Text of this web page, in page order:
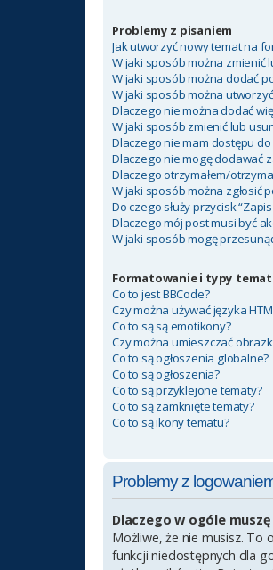
Problemy z pisaniem
Jak utworzyć nowy temat na
W jaki sposób można zmienić
W jaki sposób można dodać
W jaki sposób można
Dlaczego nie można dodać
W jaki sposób zmienić lub
Dlaczego nie mam dostępu
Dlaczego nie mogę dodawać
Dlaczego otrzymałem/
W jaki sposób można zgłosić
Do czego służy przycisk
Dlaczego mój post musi być
W jaki sposób mogę
Formatowanie i typy
Co to jest BBCode?
Czy można używać języka
Co to są są emotikony?
Czy można umieszczać
Co to są ogłoszenia globalne?
Co to są ogłoszenia?
Co to są przyklejone tematy?
Co to są zamknięte tematy?
Co to są ikony tematu?
Problemy z
Dlaczego w ogóle
Możliwe, że nie musisz.
funkcji niedostępnych dla